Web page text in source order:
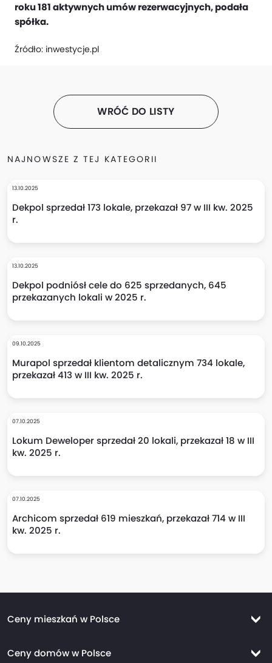
roku 181 aktywnych umów rezerwacyjnych, podała
spółka.
Źródło: inwestycje.pl
WRÓĆ DO LISTY
NAJNOWSZE Z TEJ KATEGORII
13.10.2025
Dekpol sprzedał 173 lokale, przekazał 97 w III kw. 2025
r.
13.10.2025
Dekpol podniósł cele do 625 sprzedanych, 645
przekazanych lokali w 2025 r.
09.10.2025
Murapol sprzedał klientom detalicznym 734 lokale,
przekazał 413 w III kw. 2025 r.
07.10.2025
Lokum Deweloper sprzedał 20 lokali, przekazał 18 w III
kw. 2025 r.
07.10.2025
Archicom sprzedał 619 mieszkań, przekazał 714 w III
kw. 2025 r.
Ceny mieszkań w Polsce
Ceny domów w Polsce